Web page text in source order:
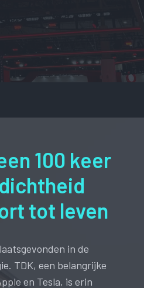
100 keer
tot leven
in de
TDK, een belangrijke
en Tesla, is erin